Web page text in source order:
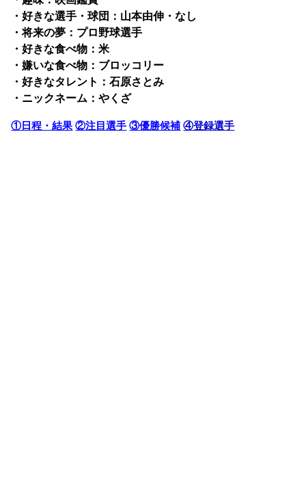
・好きな選手・球団：山本由伸・なし
・将来の夢：プロ野球選手
・好きな食べ物：米
・嫌いな食べ物：ブロッコリー
・好きなタレント：石原さとみ
・ニックネーム：やくざ
①日程・結果 ②注目選手 ③優勝候補 ④登録選手